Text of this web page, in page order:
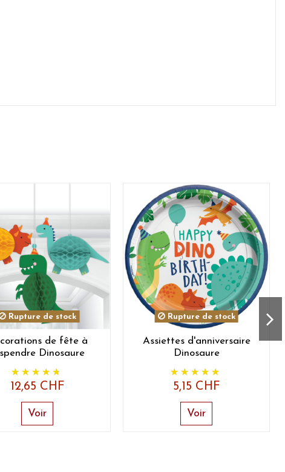
Rupture de stock
de fête à
Dinosaure
12,65 CHF
Voir
Rupture de stock
Assiettes d'anniversaire
Dinosaure
5,15 CHF
Voir